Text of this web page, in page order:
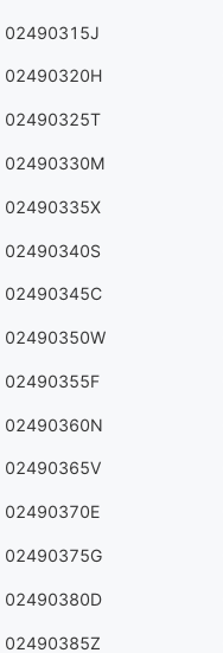
02490315J
02490320H
02490325T
02490330M
02490335X
02490340S
02490345C
02490350W
02490355F
02490360N
02490365V
02490370E
02490375G
02490380D
02490385Z